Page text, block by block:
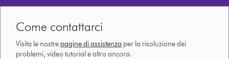
Come contattarci
Visita le nostre pagine di assistenza per la risoluzione dei
problemi, video tutorial e altro ancora.